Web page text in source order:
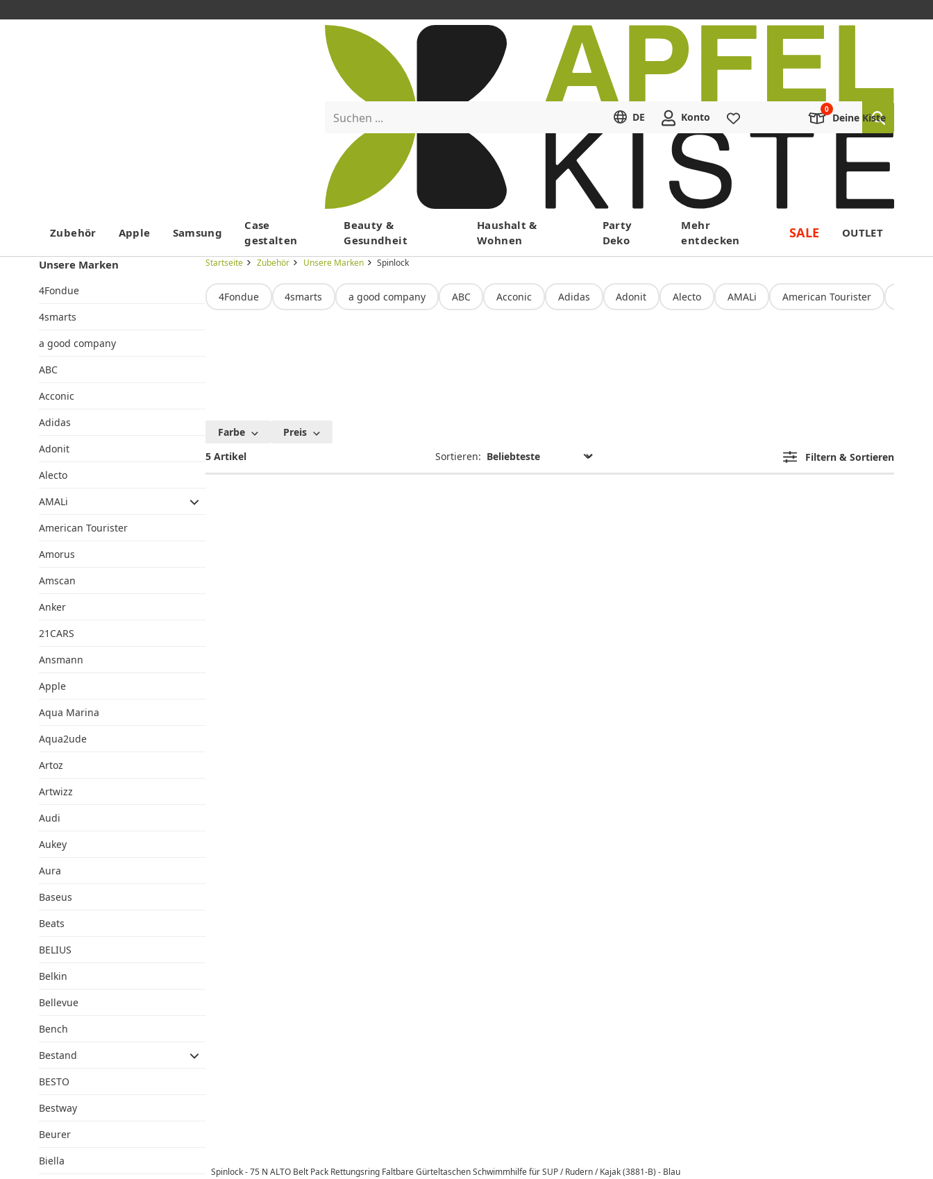
Menü
Suchen ... DE Konto Deine Kiste
Zubehör Apple Samsung
Case
gestalten
Beauty &
Gesundheit
Haushalt &
Wohnen
Party
Deko
Mehr
entdecken
SALE OUTLET
Unsere Marken
4Fondue
4smarts
a good company
ABC
Acconic
Adidas
Adonit
Alecto
AMALi
American Tourister
Amorus
Amscan
Anker
21CARS
Ansmann
Apple
Aqua Marina
Aqua2ude
Artoz
Artwizz
Audi
Aukey
Aura
Baseus
Beats
BELIUS
Belkin
Bellevue
Bench
Bestand
BESTO
Bestway
Beurer
Biella
Startseite Zubehör Unsere Marken Spinlock
4Fondue 4smarts a good company ABC Acconic Adidas Adonit Alecto AMALi American Tourister
Farbe
Preis
5 Artikel
Sortieren: Filtern & Sortieren
Spinlock - 75 N ALTO Belt Pack Rettungsring Faltbare Gürteltaschen Schwimmhilfe für SUP / Rudern / Kajak (3881-B) - Blau